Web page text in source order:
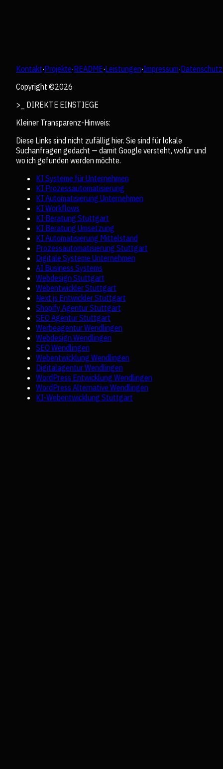
Kontakt·Projekte·README·Leistungen·Impressum·Datenschutz
Copyright ©2026
>_ DIREKTE EINSTIEGE
Kleiner Transparenz-Hinweis:
Diese Links sind nicht zufällig hier. Sie sind für lokale
Suchanfragen gedacht — damit Google versteht, wofür und
wo ich gefunden werden möchte.
KI Systeme für Unternehmen
KI Prozessautomatisierung
KI Automatisierung Unternehmen
KI Workflows
KI Beratung Stuttgart
KI Beratung Umsetzung
KI Automatisierung Mittelstand
Prozessautomatisierung Stuttgart
Digitale Systeme Unternehmen
AI Business Systems
Webdesign Stuttgart
Webentwickler Stuttgart
Next.js Entwickler Stuttgart
Shopify Agentur Stuttgart
SEO Agentur Stuttgart
Werbeagentur Wendlingen
Webdesign Wendlingen
SEO Wendlingen
Webentwicklung Wendlingen
Digitalagentur Wendlingen
WordPress Entwicklung Wendlingen
WordPress Alternative Wendlingen
KI-Webentwicklung Stuttgart